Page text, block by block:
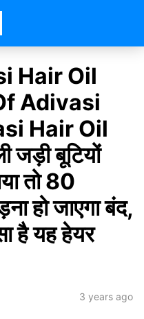
Hair Oil
Adivasi
Hair Oil
बूटियों
तो 80
हो जाएगा बंद,
है यह हेयर
3 years ago